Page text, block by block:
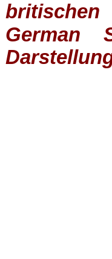
britischen
German